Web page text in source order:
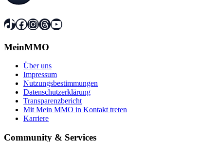
TikTok
Facebook
Instagram
Threads
YouTube
MeinMMO
Über uns
Impressum
Nutzungsbestimmungen
Datenschutzerklärung
Transparenzbericht
Mit Mein MMO in Kontakt treten
Karriere
Community & Services